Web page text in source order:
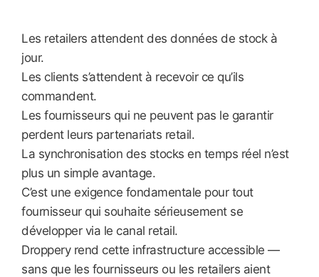
Les retailers attendent des données de stock à
jour.
Les clients s’attendent à recevoir ce qu’ils
commandent.
Les fournisseurs qui ne peuvent pas le garantir
perdent leurs partenariats retail.
La synchronisation des stocks en temps réel n’est
plus un simple avantage.
C’est une exigence fondamentale pour tout
fournisseur qui souhaite sérieusement se
développer via le canal retail.
Droppery rend cette infrastructure accessible —
sans que les fournisseurs ou les retailers aient